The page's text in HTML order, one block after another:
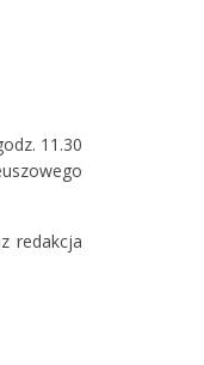
11.30
redakcja